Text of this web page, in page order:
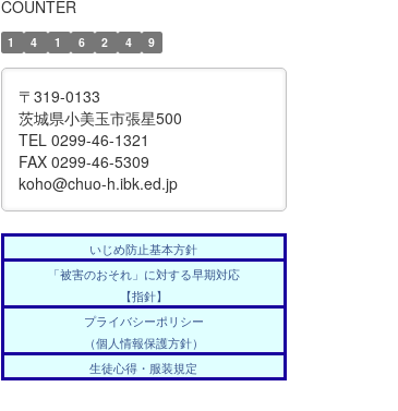
COUNTER
1 4 1 6 2 4 9
〒319-0133
茨城県小美玉市張星500
TEL 0299-46-1321
FAX 0299-46-5309
koho@chuo-h.ibk.ed.jp
いじめ防止基本方針
「被害のおそれ」に対する早期対応
【指針】
プライバシーポリシー
（個人情報保護方針）
生徒心得・服装規定